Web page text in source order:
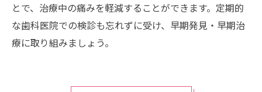
とで、治療中の痛みを軽減することができます。定期的
な歯科医院での検診も忘れずに受け、早期発見・早期治
療に取り組みましょう。